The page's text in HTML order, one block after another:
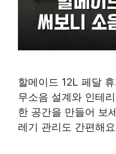
할메이드 12L 페달
무소음 설계와 인테
한 공간을 만들어 보
레기 관리도 간편해